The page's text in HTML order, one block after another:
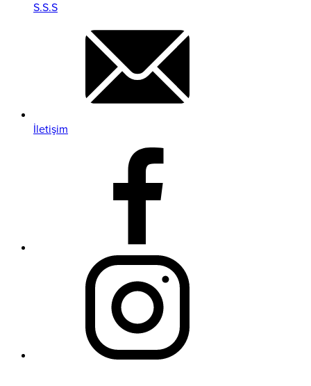
S.S.S
İletişim